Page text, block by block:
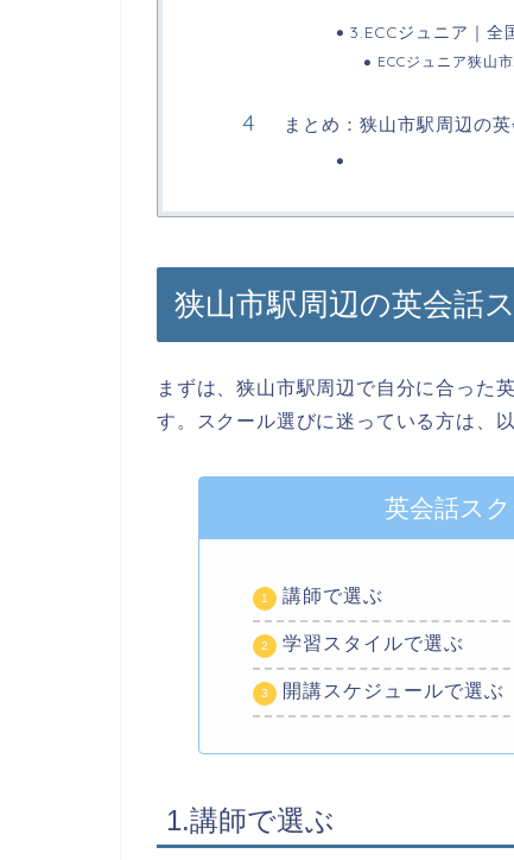
3.ECCジュニア｜全
ECCジュニア狭山
まとめ：狭山市駅周辺の
狭山市駅周辺の英会話
まずは、狭山市駅周辺で自分に合った
す。スクール選びに迷っている方は、
英会話ス
講師で選ぶ
学習スタイルで選ぶ
開講スケジュールで選ぶ
1.講師で選ぶ